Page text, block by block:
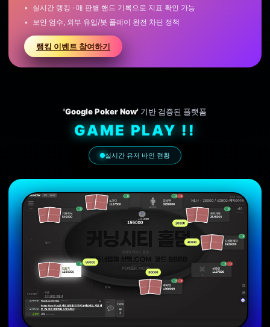
실시간 랭킹 · 매 판별 핸드 기록으로 지표 확인 가능
보안 엄수, 외부 유입/봇 플레이 완전 차단 정책
랭킹 이벤트 참여하기
'Google Poker Now' 기반 검증된 플랫폼
GAME PLAY !!
실시간 유저 바인 현황